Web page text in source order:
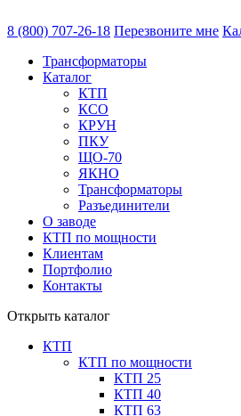
8 (800) 707-26-18 Перезвоните мне
Трансформаторы
Каталог
КТП
КСО
КРУН
ПКУ
ЩО-70
ЯКНО
Трансформаторы
Разъединители
О заводе
КТП по мощности
Клиентам
Портфолио
Контакты
Открыть каталог
КТП
КТП по мощности
КТП 25
КТП 40
КТП 63